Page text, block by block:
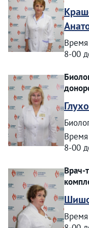
8-00
8-00
Врач-